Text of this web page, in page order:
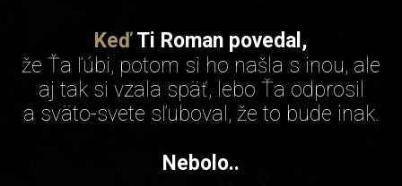
KeďTi Roman povedal,
že Ťa ľúbi, potom si ho našla s inou, ale
aj tak si vzala späť, lebo Ťa odprosil
a sväto-svete sľuboval, že to bude inak.
Nebolo..